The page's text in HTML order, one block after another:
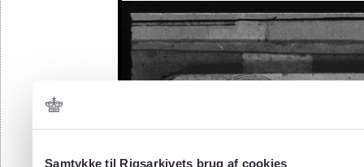
Samtykke til Rigsarkivets brug af cookies